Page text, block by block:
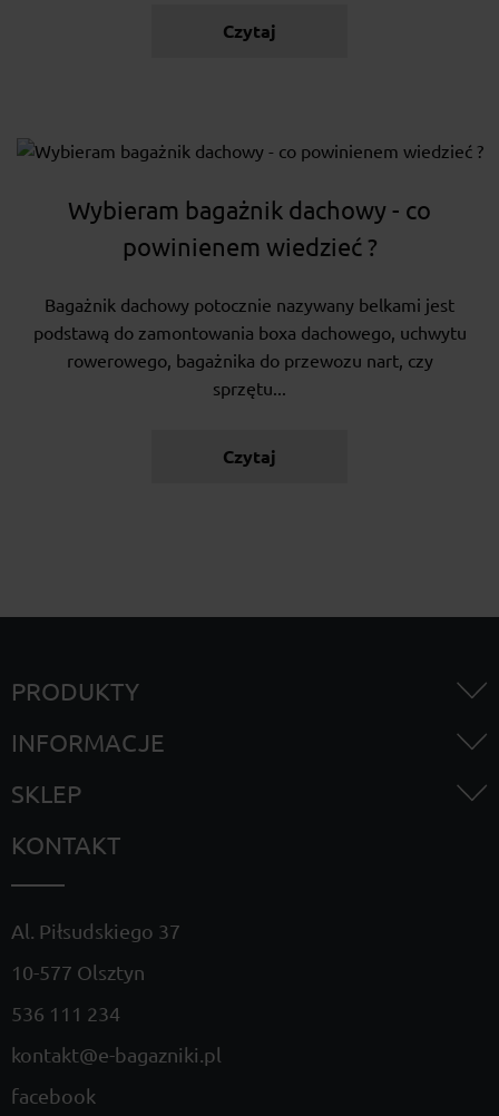
Czytaj
Wybieram bagażnik dachowy - co
powinienem wiedzieć ?
Bagażnik dachowy potocznie nazywany belkami jest
podstawą do zamontowania boxa dachowego, uchwytu
rowerowego, bagażnika do przewozu nart, czy
sprzętu...
Czytaj
PRODUKTY
INFORMACJE
SKLEP
KONTAKT
Al. Piłsudskiego 37
10-577 Olsztyn
536 111 234
kontakt@e-bagazniki.pl
facebook